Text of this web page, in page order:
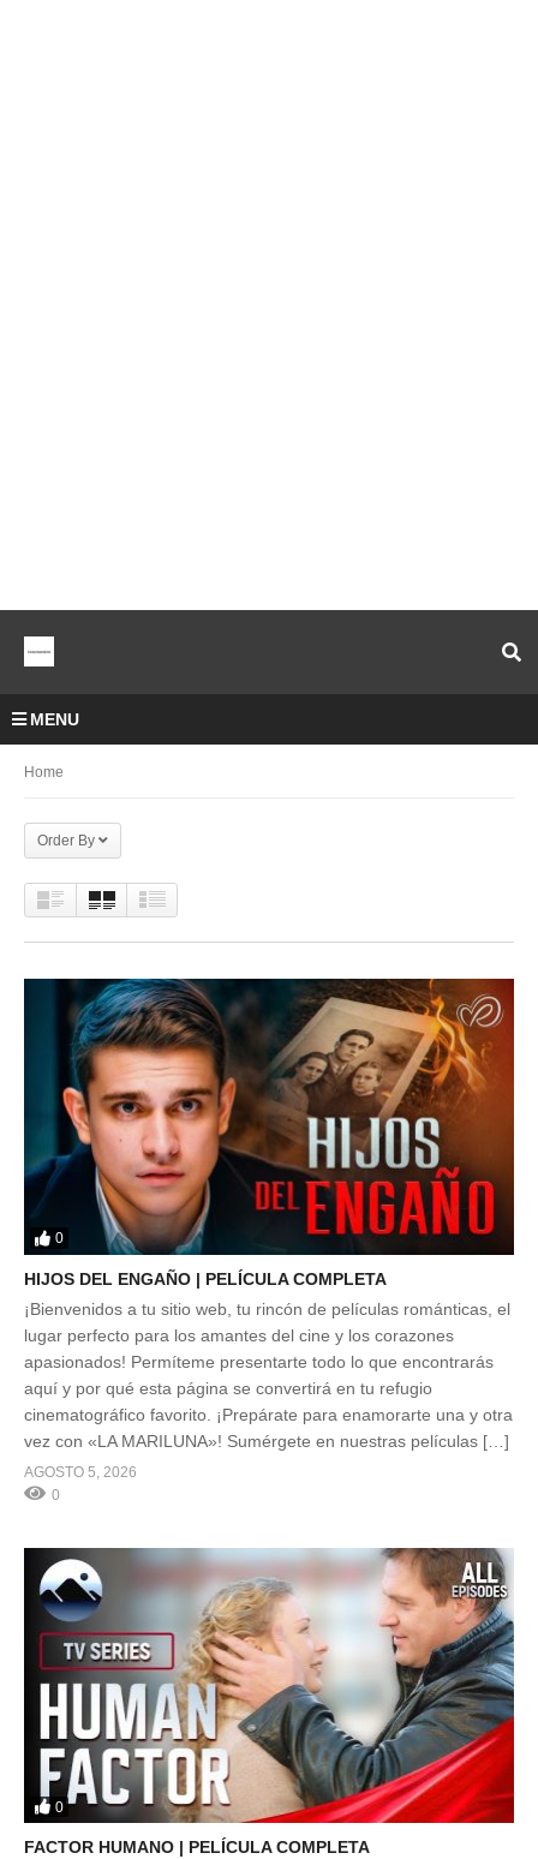
MENU
Home
Order By
0
HIJOS DEL ENGAÑO | PELÍCULA COMPLETA
¡Bienvenidos a tu sitio web, tu rincón de películas románticas, el
lugar perfecto para los amantes del cine y los corazones
apasionados! Permíteme presentarte todo lo que encontrarás
aquí y por qué esta página se convertirá en tu refugio
cinematográfico favorito. ¡Prepárate para enamorarte una y otra
vez con «LA MARILUNA»! Sumérgete en nuestras películas […]
AGOSTO 5, 2026
0
0
FACTOR HUMANO | PELÍCULA COMPLETA